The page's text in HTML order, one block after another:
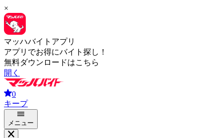
×
マッハバイトアプリ
アプリでお得にバイト探し！
無料ダウンロードはこちら
開く
0
キープ
メニュー